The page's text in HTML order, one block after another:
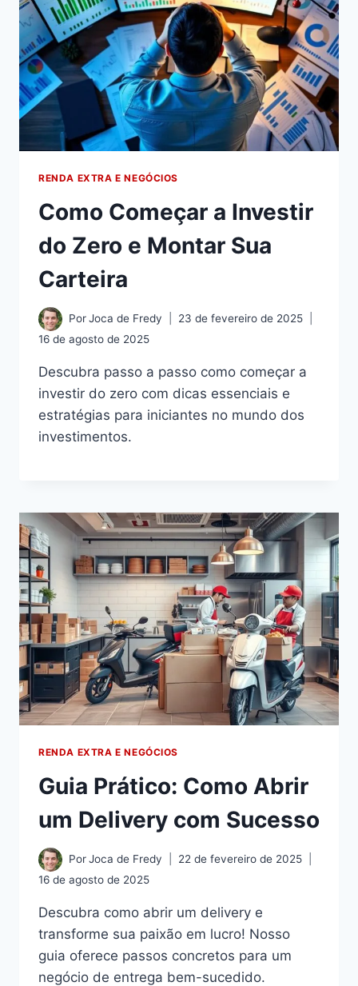
RENDA EXTRA E NEGÓCIOS
Como Começar a Investir
do Zero e Montar Sua
Carteira
PorJoca de Fredy
23 de fevereiro de 2025
16 de agosto de 2025
Descubra passo a passo como começar a
investir do zero com dicas essenciais e
estratégias para iniciantes no mundo dos
investimentos.
RENDA EXTRA E NEGÓCIOS
Guia Prático: Como Abrir
um Delivery com Sucesso
PorJoca de Fredy
22 de fevereiro de 2025
16 de agosto de 2025
Descubra como abrir um delivery e
transforme sua paixão em lucro! Nosso
guia oferece passos concretos para um
negócio de entrega bem-sucedido.